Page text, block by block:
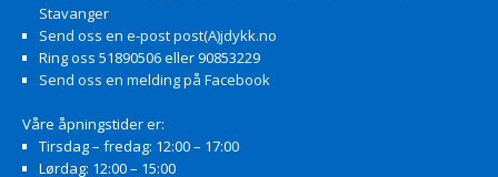
Stavanger
Send oss en e-post post(A)jdykk.no
Ring oss 51890506 eller 90853229
Send oss en melding på Facebook
Våre åpningstider er:
Tirsdag – fredag: 12:00 – 17:00
Lørdag: 12:00 – 15:00